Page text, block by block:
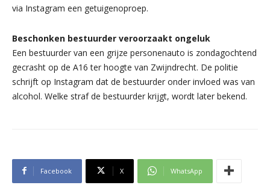
via Instagram een getuigenoproep.
Beschonken bestuurder veroorzaakt ongeluk
Een bestuurder van een grijze personenauto is zondagochtend
gecrasht op de A16 ter hoogte van Zwijndrecht. De politie
schrijft op Instagram dat de bestuurder onder invloed was van
alcohol. Welke straf de bestuurder krijgt, wordt later bekend.
Facebook X WhatsApp